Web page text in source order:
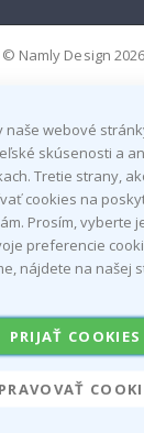
© Namly Design 2026
naše webové
skúsenosti a
Tretie strany,
cookies na
Prosím, vyberte
preferencie
nájdete na našej
PRIJAŤ COOKIES